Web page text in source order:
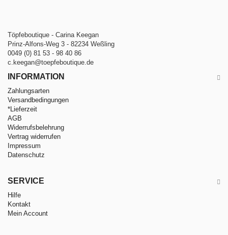
Töpfeboutique - Carina Keegan
Prinz-Alfons-Weg 3 - 82234 Weßling
0049 (0) 81 53 - 98 40 86
c.keegan@toepfeboutique.de
INFORMATION
Zahlungsarten
Versandbedingungen
*Lieferzeit
AGB
Widerrufsbelehrung
Vertrag widerrufen
Impressum
Datenschutz
SERVICE
Hilfe
Kontakt
Mein Account